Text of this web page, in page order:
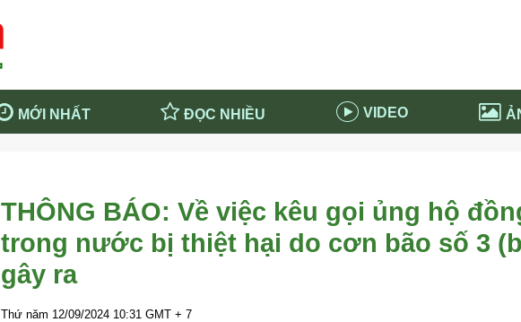
MỚI NHẤT ĐỌC NHIỀU VIDEO
Dịch Covid-19 tại Nga
Thông tin nước Nga NABU EDUCATION
Khám phá nước Nga Tử vi hàng ngày
THÔNG BÁO: Về việc kêu gọi ủng hộ
trong nước bị thiệt hại do cơn bão số 3
gây ra
Thứ năm 12/09/2024 10:31 GMT + 7